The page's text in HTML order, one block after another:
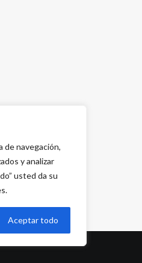
de navegación,
y analizar
usted da su
Aceptar todo